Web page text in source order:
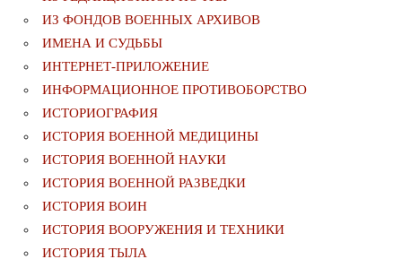
ИЗ ФОНДОВ ВОЕННЫХ АРХИВОВ
ИМЕНА И СУДЬБЫ
ИНТЕРНЕТ-ПРИЛОЖЕНИЕ
ИНФОРМАЦИОННОЕ ПРОТИВОБОРСТВО
ИСТОРИОГРАФИЯ
ИСТОРИЯ ВОЕННОЙ МЕДИЦИНЫ
ИСТОРИЯ ВОЕННОЙ НАУКИ
ИСТОРИЯ ВОЕННОЙ РАЗВЕДКИ
ИСТОРИЯ ВОИН
ИСТОРИЯ ВООРУЖЕНИЯ И ТЕХНИКИ
ИСТОРИЯ ТЫЛА